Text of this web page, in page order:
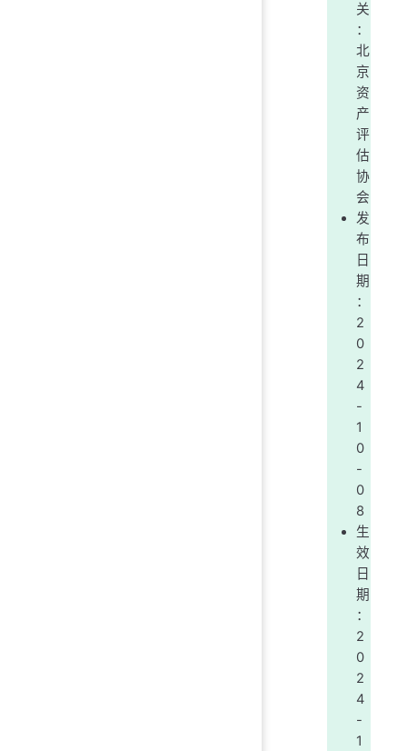
关
：
北
京
资
产
评
估
协
会
发
布
日
期
：
2
0
2
4
-
1
0
-
0
8
生
效
日
期
：
2
0
2
4
-
1